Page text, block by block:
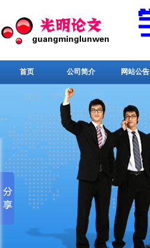
首页 公司简介 网站公告